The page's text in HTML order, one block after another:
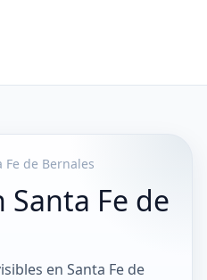
Fe de Bernales
Santa Fe de
en Santa Fe de